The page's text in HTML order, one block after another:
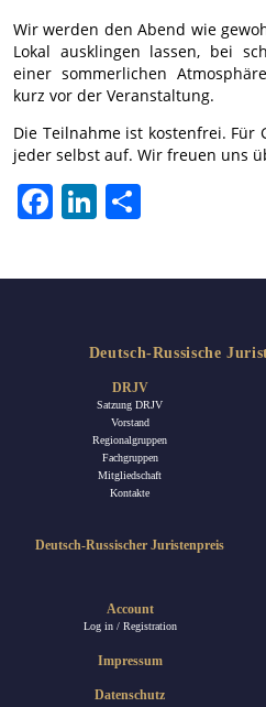
Wir werden den Abend wie
Lokal ausklingen lassen, bei
einer sommerlichen
kurz vor der Veranstaltung.
Die Teilnahme ist kostenfrei. Für
jeder selbst auf. Wir freuen uns
FacebookLinkedIn
Deutsch-Russische
DRJV
Satzung DRJV
Vorstand
Regionalgruppen
Fachgruppen
Mitgliedschaft
Kontakte
Deutsch-Russischer Juristenpreis
Account
Log in / Registration
Impressum
Datenschutz